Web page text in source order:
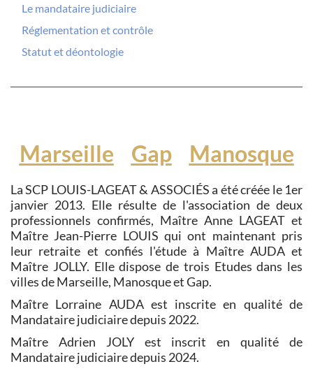
Le mandataire judiciaire
Réglementation et contrôle
Statut et déontologie
Marseille Gap Manosque
La SCP LOUIS-LAGEAT & ASSOCIÉS a été créée le 1er
janvier 2013. Elle résulte de l'association de deux
professionnels confirmés, Maître Anne LAGEAT et
Maître Jean-Pierre LOUIS qui ont maintenant pris
leur retraite et confiés l'étude à Maître AUDA et
Maître JOLLY. Elle dispose de trois Etudes dans les
villes de Marseille, Manosque et Gap.
Maître Lorraine AUDA est inscrite en qualité de
Mandataire judiciaire depuis 2022.
Maître Adrien JOLY est inscrit en qualité de
Mandataire judiciaire depuis 2024.